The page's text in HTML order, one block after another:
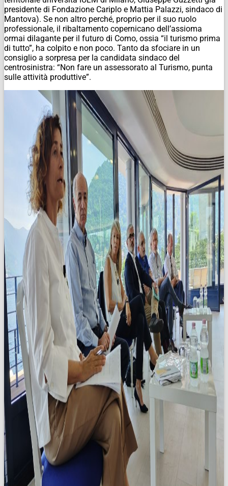
presidente di Fondazione Cariplo e Mattia Palazzi, sindaco di
Mantova). Se non altro perché, proprio per il suo ruolo
professionale, il ribaltamento copernicano dell’assioma
ormai dilagante per il futuro di Como, ossia “il turismo prima
di tutto”, ha colpito e non poco. Tanto da sfociare in un
consiglio a sorpresa per la candidata sindaco del
centrosinistra: “Non fare un assessorato al Turismo, punta
sulle attività produttive”.